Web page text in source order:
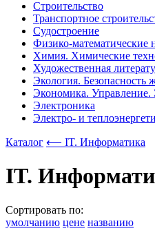
Строительство
Транспортное
Судостроение
Физико-математические
Химия. Химические
Художественная
Экология. Безопасность
Экономика. Управление.
Электроника
Электро- и
Каталог ⟵ IT. Информатика
IT.
Сортировать по:
умолчанию цене названию